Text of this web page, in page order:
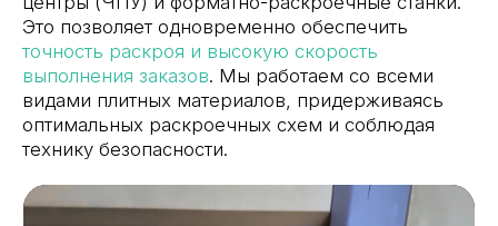
Фрезеровка
Сложные фасады, декоративные элементы
и индивидуальные решения по дизайну
выполняются методом фрезеровки. Мы
придать деталям любую форму, используя
современные станки с ЧПУ
широкие возможности для реализации самых